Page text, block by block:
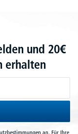
und 20€
erhalten
an. Für Ihre